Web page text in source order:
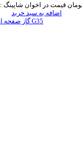
قیمت در اخوان شاپینگ :
اضافه به سبد خرید